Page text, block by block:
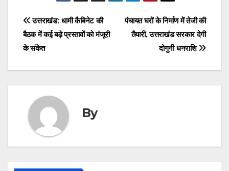
Post
navigation
पंचायत घरों के निर्माण में तेजी की
तैयारी, उत्तराखंड सरकार देगी
दोगुनी धनराशि
उत्तराखंड: धामी कैबिनेट की
बैठक में कई बड़े प्रस्तावों को मंजूरी
के संकेत
By